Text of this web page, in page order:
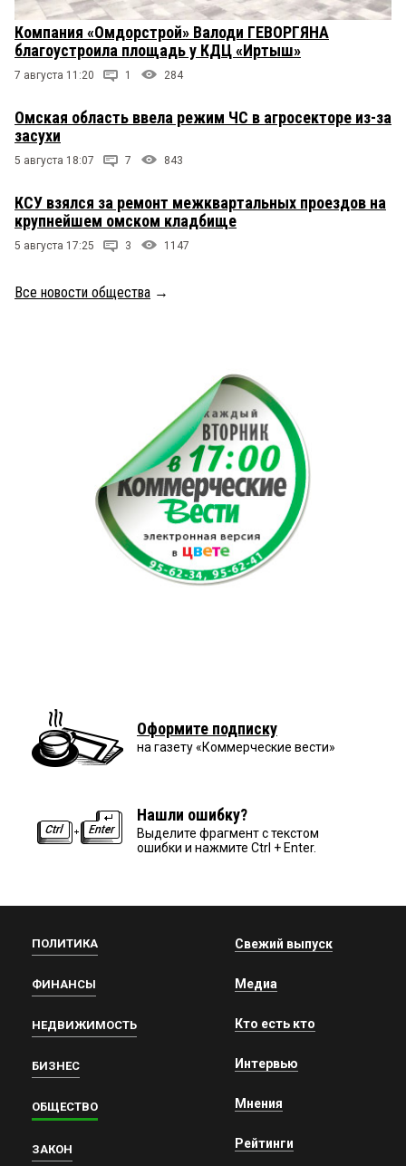
Компания «Омдорстрой» Валоди ГЕВОРГЯНА
благоустроила площадь у КДЦ «Иртыш»
7 августа 11:20 1 284
Омская область ввела режим ЧС в агросекторе из-за
засухи
5 августа 18:07 7 843
КСУ взялся за ремонт межквартальных проездов на
крупнейшем омском кладбище
5 августа 17:25 3 1147
Все новости общества →
Оформите подписку
на газету «Коммерческие вести»
Нашли ошибку?
Выделите фрагмент с текстом
ошибки и нажмите Ctrl + Enter.
ПОЛИТИКА
ФИНАНСЫ
НЕДВИЖИМОСТЬ
БИЗНЕС
ОБЩЕСТВО
ЗАКОН
Свежий выпуск
Медиа
Кто есть кто
Интервью
Мнения
Рейтинги